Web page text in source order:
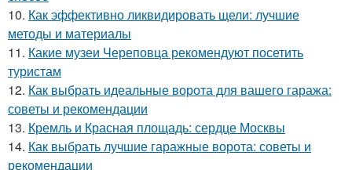
10. Как эффективно ликвидировать щели: лучшие
методы и материалы
11. Какие музеи Череповца рекомендуют посетить
туристам
12. Как выбрать идеальные ворота для вашего гаража:
советы и рекомендации
13. Кремль и Красная площадь: сердце Москвы
14. Как выбрать лучшие гаражные ворота: советы и
рекомендации